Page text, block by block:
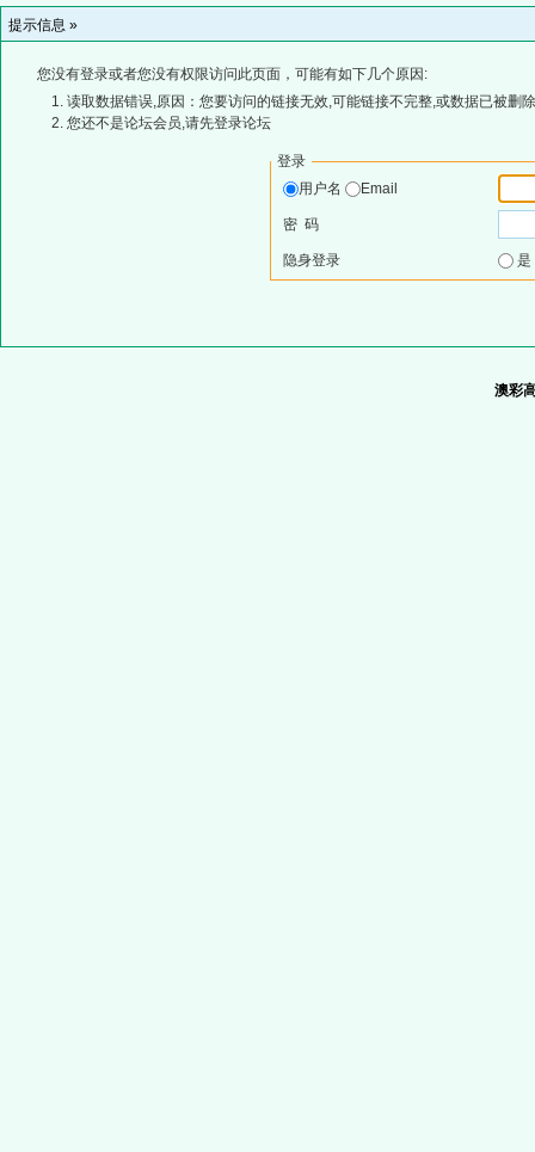
提示信息 »
您没有登录或者您没有权限访问此页面，可能有如下几个原因:
读取数据错误,原因：您要访问的链接无效,可能链接不完整,或数据已被删
您还不是论坛会员,请先登录论坛
登录
用户名
Email
密 码
隐身登录
澳彩